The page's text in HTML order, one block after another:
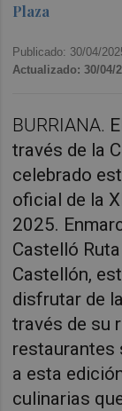
Plaza
Publicado: 30/04/
Actualizado: 30/04/
BURRIANA.
través de la
celebrado
oficial de la
2025.
Castelló
Castellón,
disfrutar de
través de su
restaurantes
a esta
culinarias